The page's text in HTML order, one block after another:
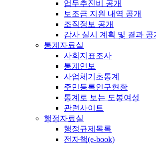
업무추진비 공개
보조금 지원 내역 공개
조직정보 공개
감사 실시 계획 및 결과 공
통계자료실
사회지표조사
통계연보
사업체기초통계
주민등록인구현황
통계로 보는 도봉여성
관련사이트
행정자료실
행정규제목록
전자책(e-book)